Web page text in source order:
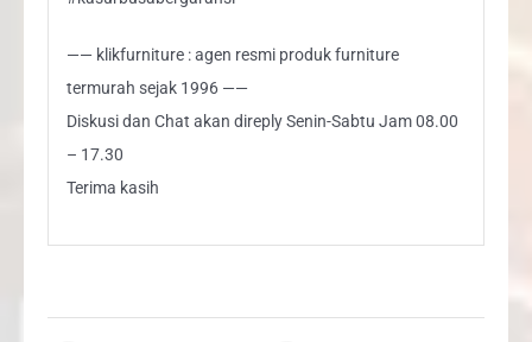
—— klikfurniture : agen resmi produk furniture
termurah sejak 1996 ——
Diskusi dan Chat akan direply Senin-Sabtu Jam 08.00
– 17.30
Terima kasih